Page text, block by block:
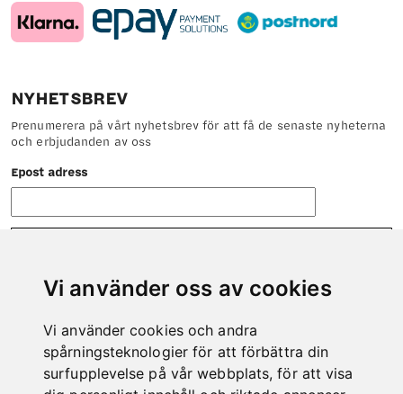
Vi använder oss av cookies
Vi använder cookies och andra
spårningsteknologier för att förbättra din
surfupplevelse på vår webbplats, för att visa
NYHETSBREV
Prenumerera på vårt nyhetsbrev för att få de senaste nyheterna
och erbjudanden av oss
Epost adress
KONTAKT
Tveka inte att höra av dig till oss om det är något vi kan hjälpa
dig med.